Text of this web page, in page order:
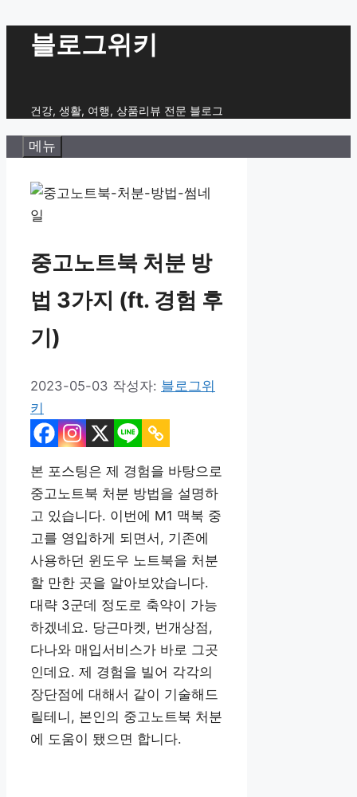
블로그위키
건강, 생활, 여행, 상품리뷰 전문 블로그
메뉴
중고노트북 처분 방
법 3가지 (ft. 경험 후
기)
2023-05-03 작성자: 블로그위
키
본 포스팅은 제 경험을 바탕으로
중고노트북 처분 방법을 설명하
고 있습니다. 이번에 M1 맥북 중
고를 영입하게 되면서, 기존에
사용하던 윈도우 노트북을 처분
할 만한 곳을 알아보았습니다.
대략 3군데 정도로 축약이 가능
하겠네요. 당근마켓, 번개상점,
다나와 매입서비스가 바로 그곳
인데요. 제 경험을 빌어 각각의
장단점에 대해서 같이 기술해드
릴테니, 본인의 중고노트북 처분
에 도움이 됐으면 합니다.